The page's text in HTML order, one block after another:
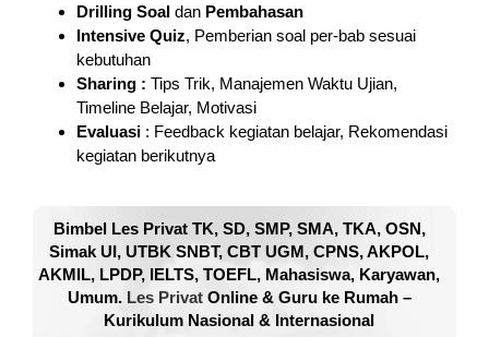
Drilling Soaldan Pembahasan
Intensive Quiz, Pemberian soal per-bab sesuai
kebutuhan
Sharing : Tips Trik, Manajemen Waktu Ujian,
Timeline Belajar, Motivasi
Evaluasi: Feedback kegiatan belajar, Rekomendasi
kegiatan berikutnya
Bimbel Les Privat TK, SD, SMP, SMA, TKA, OSN,
Simak UI, UTBK SNBT, CBT UGM, CPNS, AKPOL,
AKMIL, LPDP, IELTS, TOEFL, Mahasiswa, Karyawan,
Umum. Les PrivatOnline & Guru ke Rumah –
Kurikulum Nasional & Internasional